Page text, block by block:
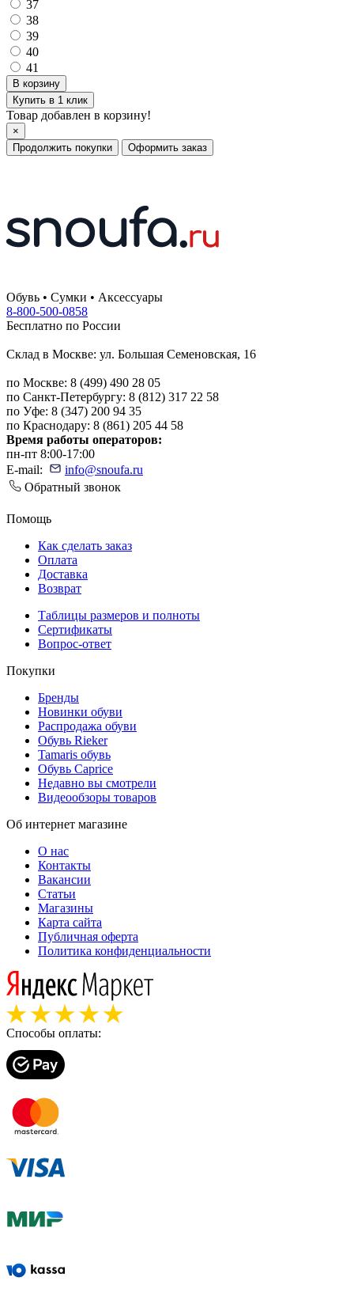
37
38
39
40
41
Купить в 1 клик
Товар добавлен в корзину!
×
Продолжить покупки
Оформить заказ
Обувь • Сумки • Аксессуары
8-800-500-0858
Бесплатно по России
Склад в Москве: ул. Большая Семеновская, 16
по Москве: 8 (499) 490 28 05
по Санкт-Петербургу: 8 (812) 317 22 58
по Уфе: 8 (347) 200 94 35
по Краснодару: 8 (861) 205 44 58
Время работы операторов:
пн-пт 8:00-17:00
E-mail:
info@snoufa.ru
Обратный звонок
Помощь
Как сделать заказ
Оплата
Доставка
Возврат
Таблицы размеров и полноты
Сертификаты
Вопрос-ответ
Покупки
Бренды
Новинки обуви
Распродажа обуви
Обувь Rieker
Tamaris обувь
Обувь Caprice
Недавно вы смотрели
Видеообзоры товаров
Об интернет магазине
О нас
Контакты
Вакансии
Статьи
Магазины
Карта сайта
Публичная оферта
Политика конфиденциальности
Способы оплаты: